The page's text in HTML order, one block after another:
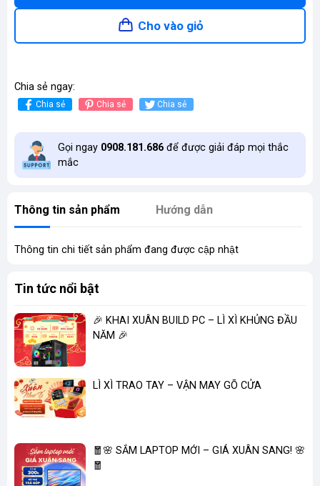
Cho vào giỏ
Chia sẻ ngay:
Chia sẻ Chia sẻ Chia sẻ
Gọi ngay 0908.181.686 để được giải đáp mọi thắc
mắc
Thông tin sản phẩm Hướng dẫn
Thông tin chi tiết sản phẩm đang được cập nhật
Tin tức nổi bật
🎉 KHAI XUÂN BUILD PC – LÌ XÌ KHỦNG ĐẦU
NĂM 🎉
LÌ XÌ TRAO TAY – VẬN MAY GÕ CỬA
🧧🌸 SẮM LAPTOP MỚI – GIÁ XUÂN SANG! 🌸
🧧